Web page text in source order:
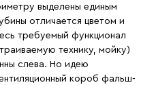
выделены единым
отличается цветом и
требуемый функционал
технику, мойку)
слева. Но идею
короб фальш-